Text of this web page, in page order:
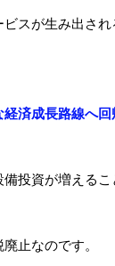
スが生み出され
済成長路線へ
投資が増えるこ
止なのです。